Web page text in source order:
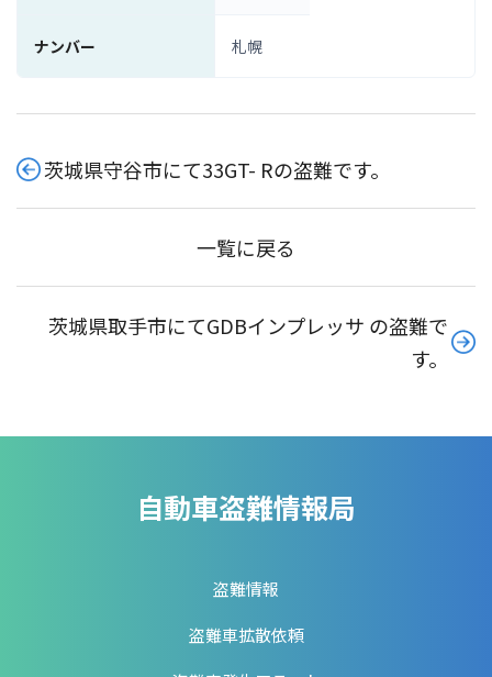
ナンバー 札幌
茨城県守谷市にて33GT- Rの盗難です。
一覧に戻る
茨城県取手市にてGDBインプレッサ の盗難で
す。
自動車盗難情報局
盗難情報
盗難車拡散依頼